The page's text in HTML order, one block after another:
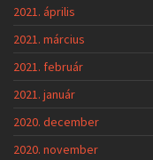
2021. április
2021. március
2021. február
2021. január
2020. december
2020. november